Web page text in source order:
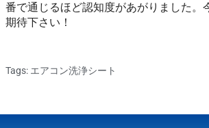
番で通じるほど認知度があがりました。
期待下さい！
Tags: エアコン洗浄シート